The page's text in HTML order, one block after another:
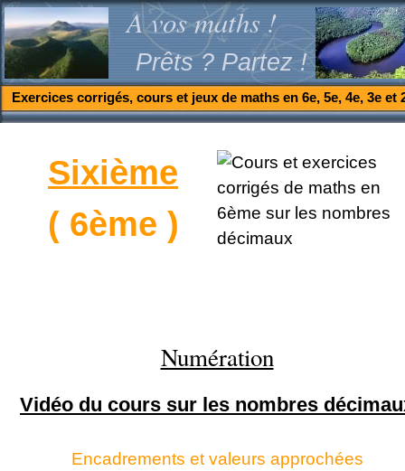
A vos maths !
Prêts ? Partez !
Exercices corrigés, cours et jeux de maths en 6e, 5e, 4e, 3e et
Sixième
( 6ème )
Numération
Vidéo du cours sur les nombres
Encadrements et valeurs approchées